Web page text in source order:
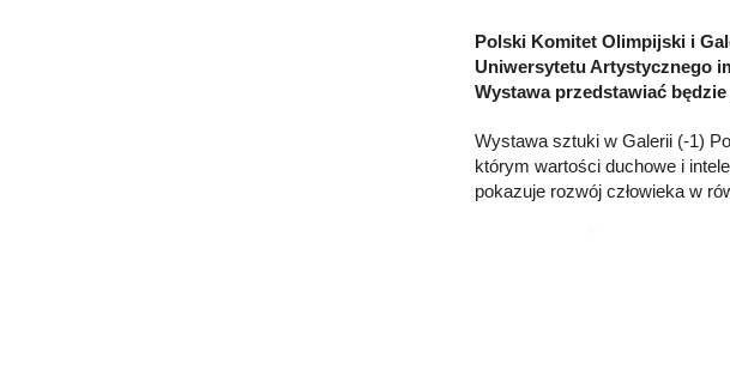
Polski Komitet Olimpijski i
Uniwersytetu Artystycznego
Wystawa przedstawiać
Wystawa sztuki w Galerii (-1)
którym wartości duchowe i
pokazuje rozwój człowieka w